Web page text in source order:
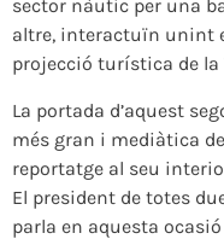
sector nàutic per una
altre, interactuïn unint
projecció turística de la
La portada d’aquest
més gran i mediàtica
reportatge al seu
El president de totes
parla en aquesta